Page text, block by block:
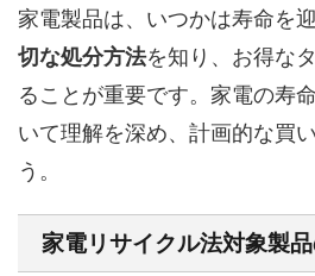
家電製品は、いつかは寿命を
切な処分方法を知り、お得な
ることが重要です。家電の寿
いて理解を深め、計画的な買
う。
家電リサイクル法対象製